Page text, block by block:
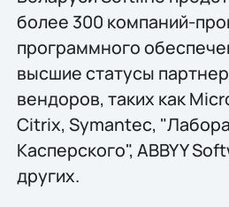
более 300 компаний-
программного
высшие статусы
вендоров, таких как
Citrix, Symantec,
Касперского", ABBYY
других.